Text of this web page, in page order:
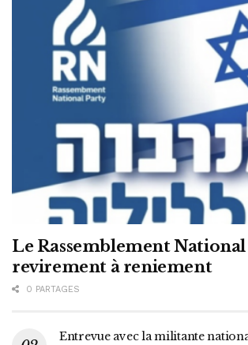
Le Rassemblement National
revirement à reniement
0 PARTAGES
Entrevue avec la militante